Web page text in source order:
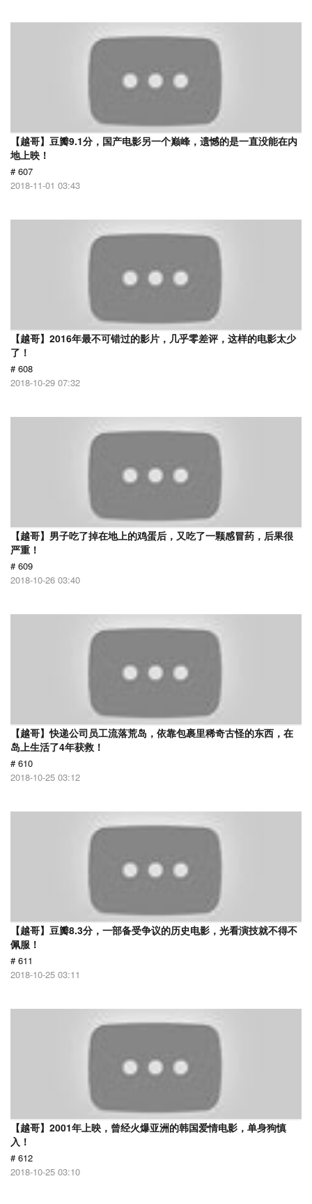
【越哥】豆瓣9.1分，国产电影另一个巅峰，遗憾的是一直没能在内
地上映！
# 607
2018-11-01 03:43
【越哥】2016年最不可错过的影片，几乎零差评，这样的电影太少
了！
# 608
2018-10-29 07:32
【越哥】男子吃了掉在地上的鸡蛋后，又吃了一颗感冒药，后果很
严重！
# 609
2018-10-26 03:40
【越哥】快递公司员工流落荒岛，依靠包裹里稀奇古怪的东西，在
岛上生活了4年获救！
# 610
2018-10-25 03:12
【越哥】豆瓣8.3分，一部备受争议的历史电影，光看演技就不得不
佩服！
# 611
2018-10-25 03:11
【越哥】2001年上映，曾经火爆亚洲的韩国爱情电影，单身狗慎
入！
# 612
2018-10-25 03:10